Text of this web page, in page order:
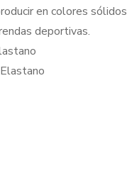
en colores
deportivas.